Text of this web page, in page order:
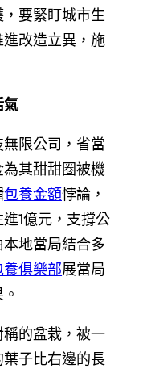
要緊盯城市生
改造立異，施
氣
限公司，省當
其甜甜圈被機
包養金額悖論，
1億元，支撐公
地當局結合多
養俱樂部展當局
的盆栽，被一
子比右邊的長